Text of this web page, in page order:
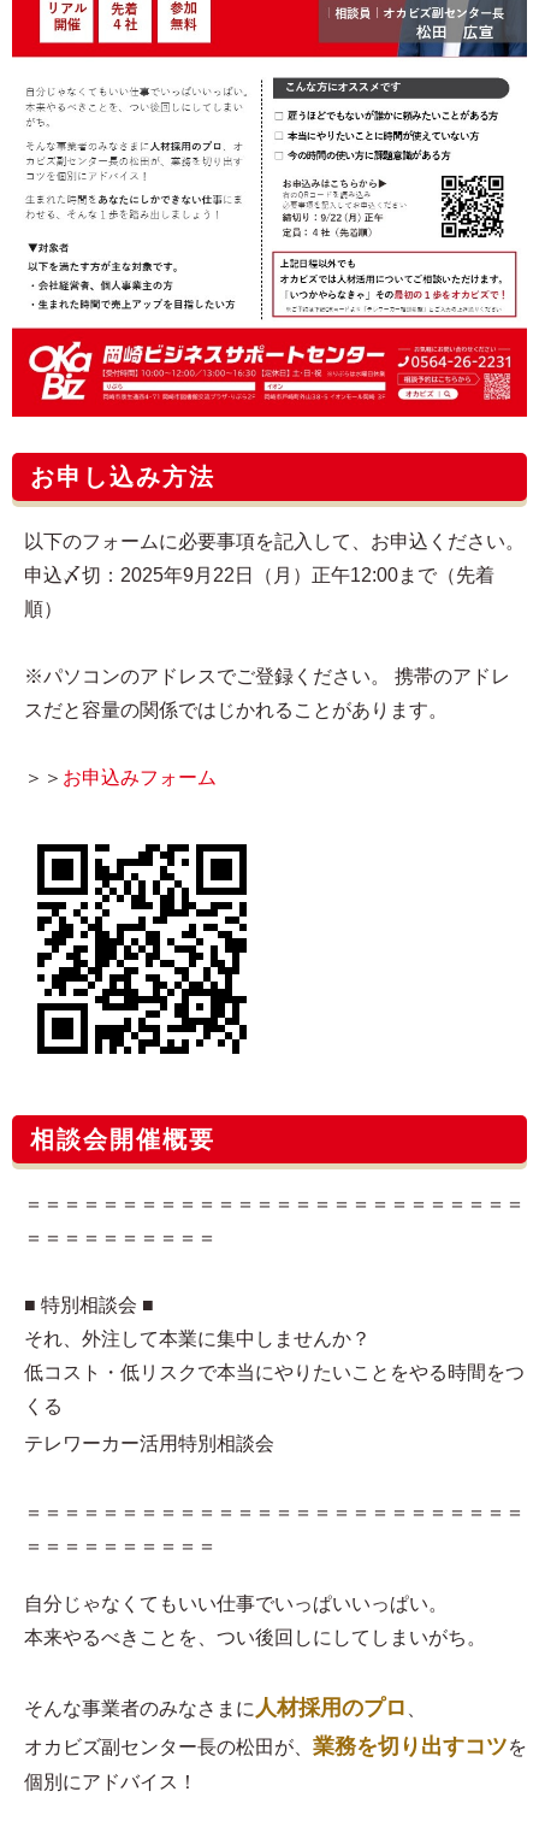
お申し込み方法
以下のフォームに必要事項を記入して、お申込ください。
申込〆切：2025年9月22日（月）正午12:00まで（先着
順）
※パソコンのアドレスでご登録ください。 携帯のアドレ
スだと容量の関係ではじかれることがあります。
＞＞ お申込みフォーム​
相談会開催概要
＝＝＝＝＝＝＝＝＝＝＝＝＝＝＝＝＝＝＝＝＝＝＝＝＝＝
＝＝＝＝＝＝＝＝＝＝
■ 特別相談会 ■
それ、外注して本業に集中しませんか？
低コスト・低リスクで本当にやりたいことをやる時間をつ
くる
テレワーカー活用特別相談会
＝＝＝＝＝＝＝＝＝＝＝＝＝＝＝＝＝＝＝＝＝＝＝＝＝＝
＝＝＝＝＝＝＝＝＝＝
自分じゃなくてもいい仕事でいっぱいいっぱい。
本来やるべきことを、つい後回しにしてしまいがち。
そんな事業者のみなさまに 人材採用のプロ
オカビズ副センター長の松田が、 業務を切り出すコツを
個別にアドバイス！